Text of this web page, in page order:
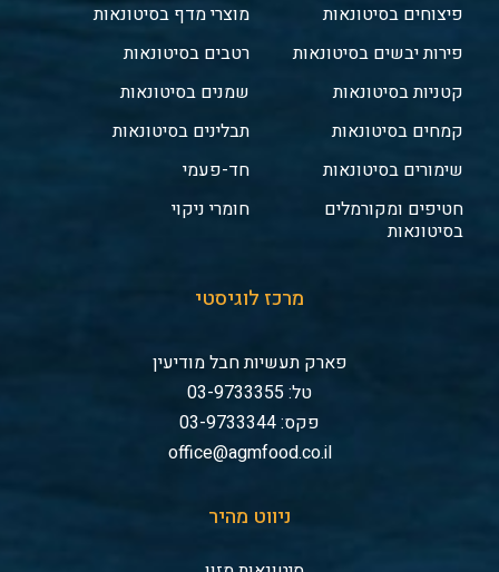
פיצוחים בסיטונאות
פירות יבשים בסיטונאות
קטניות בסיטונאות
קמחים בסיטונאות
שימורים בסיטונאות
חטיפים ומקורמלים
בסיטונאות
מוצרי מדף בסיטונאות
רטבים בסיטונאות
שמנים בסיטונאות
תבלינים בסיטונאות
חד-פעמי
חומרי ניקוי
מרכז לוגיסטי
פארק תעשיות חבל מודיעין
טל: 03-9733355
פקס: 03-9733344
office@agmfood.co.il
ניווט מהיר